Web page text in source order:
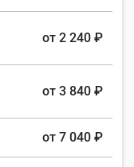
от 2 240 ₽
от 3 840 ₽
от 7 040 ₽